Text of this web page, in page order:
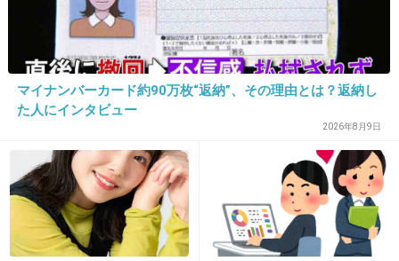
れない「小物」顔だと思う。
ドラマや映画も主演じゃなく、せいぜい主人公
の親友、妹、同僚くらいの位置。
なのに大物ぶったり、上目線で話すから始末に
負えない。
AKB村では主役ポジションだったかも知れない
けど
芸能界村では通用しない。
+295 -13
マイナンバーカード約90万枚“返納”、その理由とは？返納し
た人にインタビュー
2026年8月9日